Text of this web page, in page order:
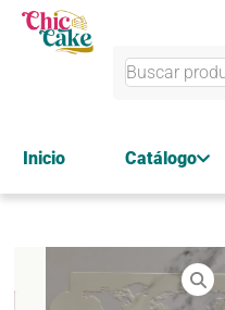
Inicio Catálogo